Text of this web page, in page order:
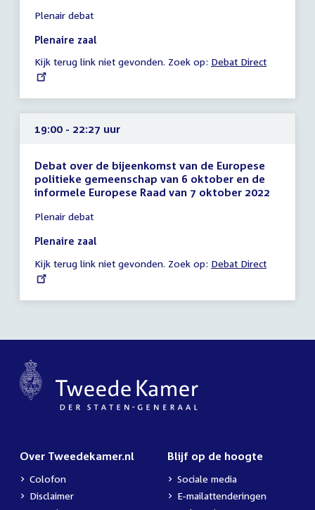
vergadering
14:00
14:01
uur
Plenair debat
Plenaire zaal
Kijk terug link niet gevonden. Zoek op: External
Debat Direct
19:00 - 22:27 uur
Debat over de bijeenkomst van de Europese
politieke gemeenschap van 6 oktober en de
informele Europese Raad van 7 oktober 2022
vergadering
19:00
22:27
uur
Plenair debat
Plenaire zaal
Kijk terug link niet gevonden. Zoek op: External
Debat Direct
Over Tweedekamer.nl
Colofon
Disclaimer
Blijf op de hoogte
Sociale media
E-mailattenderingen